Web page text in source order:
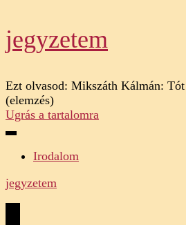
jegyzetem
Ezt olvasod: Mikszáth Kálmán:
(elemzés)
Ugrás a tartalomra
Irodalom
jegyzetem